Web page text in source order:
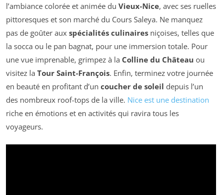
l’ambiance colorée et animée du Vieux-Nice, avec ses ruelles
pittoresques et son marché du Cours Saleya. Ne manquez
pas de goûter aux spécialités culinaires niçoises, telles que
la socca ou le pan bagnat, pour une immersion totale. Pour
une vue imprenable, grimpez à la Colline du Château ou
visitez la Tour Saint-François. Enfin, terminez votre journée
en beauté en profitant d’un coucher de soleil depuis l’un
des nombreux roof-tops de la ville. Nice est une destination
riche en émotions et en activités qui ravira tous les
voyageurs.